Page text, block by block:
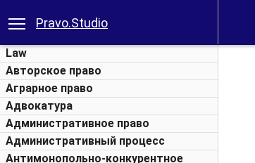
Pravo.Studio
Law
Авторское право
Аграрное право
Адвокатура
Административное право
Административный процесс
Антимонопольно-конкурентное